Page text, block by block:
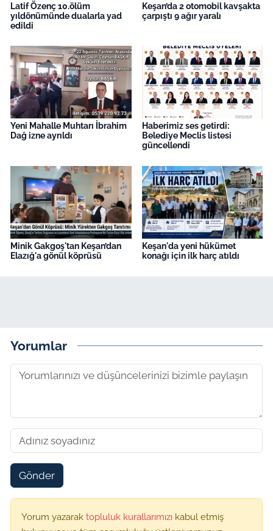
Latif Özenç 10.ölüm
yıldönümünde dualarla yad
edildi
Keşan’da 2 otomobil kavşakta
çarpıştı 9 ağır yaralı
Yeni Mahalle Muhtarı İbrahim
Dağ izne ayrıldı
Haberimiz ses getirdi:
Belediye Meclis listesi
güncellendi
Minik Gakgoş'tan Keşan’dan
Elazığ'a gönül köprüsü
Keşan'da yeni hükümet
konağı için ilk harç atıldı
Yorumlar
Gönder
Yorum yazarak topluluk kurallarımızı kabul etmiş